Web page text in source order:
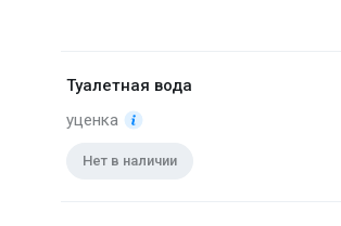
Туалетная вода
уценка
Нет в наличии